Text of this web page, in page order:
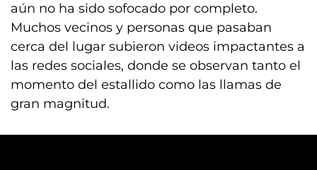
aún no ha sido sofocado por completo.
Muchos vecinos y personas que pasaban
cerca del lugar subieron videos impactantes a
las redes sociales, donde se observan tanto el
momento del estallido como las llamas de
gran magnitud.